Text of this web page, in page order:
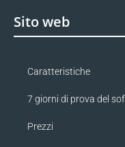
Sito web
Caratteristiche
7 giorni di prova del
Prezzi